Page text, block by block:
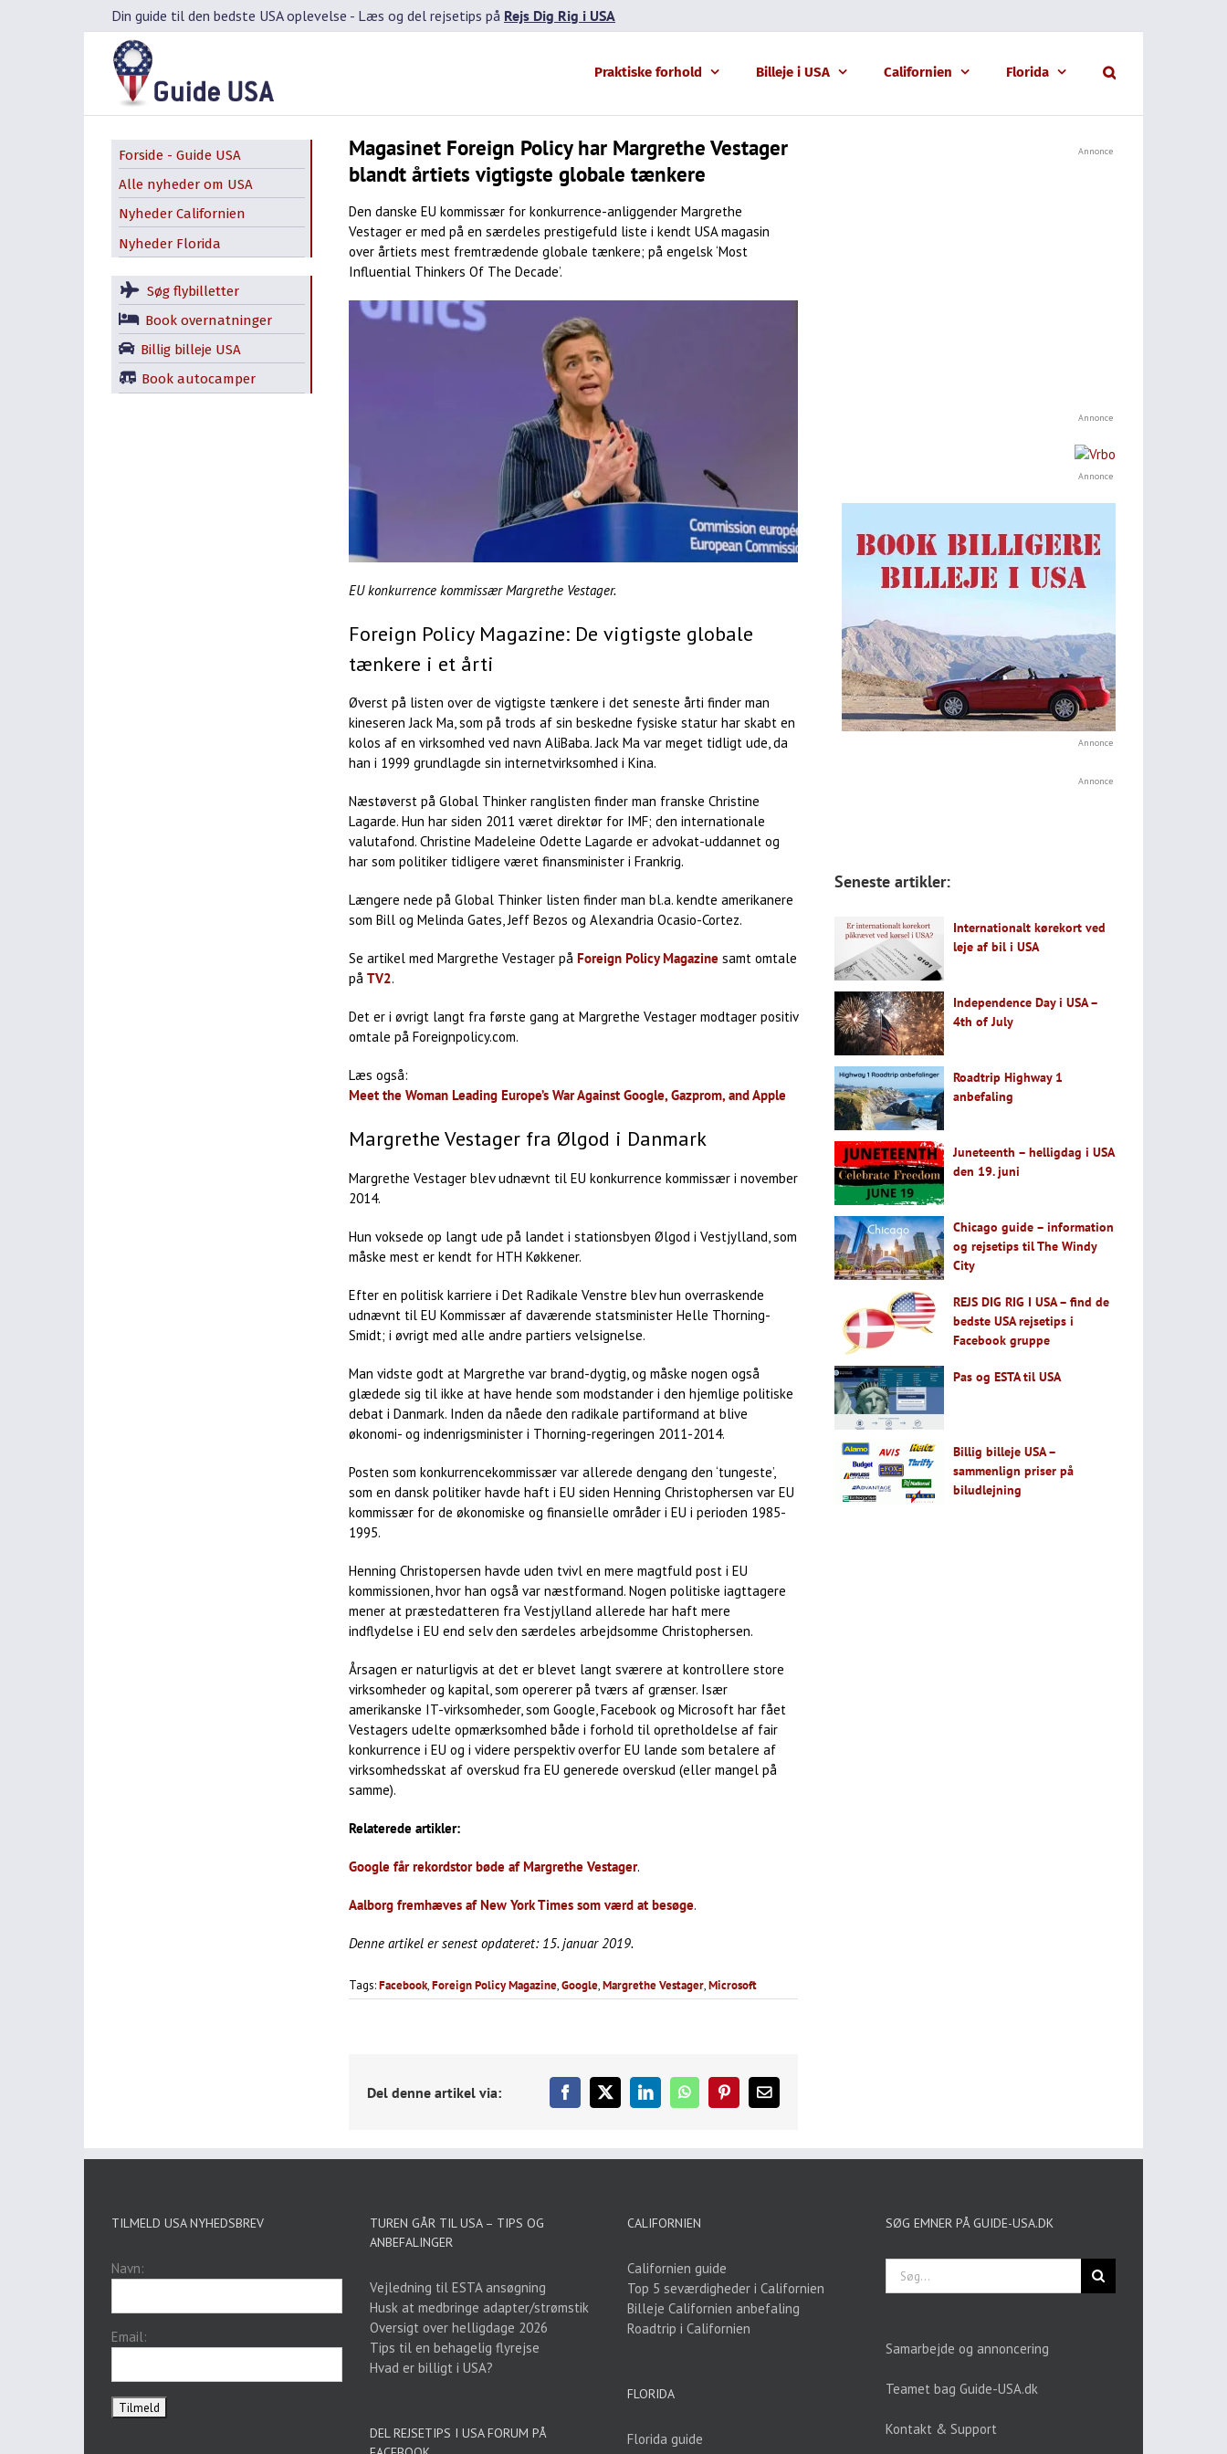
Din guide til den bedste USA oplevelse - Læs og del rejsetips på Rejs Dig Rig i USA
Praktiske forhold Billeje i USA Californien Florida
Magasinet Foreign Policy har Margrethe Vestager
blandt årtiets vigtigste globale tænkere
Den danske EU kommissær for konkurrence-anliggender Margrethe
Vestager er med på en særdeles prestigefuld liste i kendt USA magasin
over årtiets mest fremtrædende globale tænkere; på engelsk ‘Most
Influential Thinkers Of The Decade’.
EU konkurrence kommissær Margrethe Vestager.
Foreign Policy Magazine: De vigtigste globale
tænkere i et årti
Øverst på listen over de vigtigste tænkere i det seneste årti finder man
kineseren Jack Ma, som på trods af sin beskedne fysiske statur har skabt en
kolos af en virksomhed ved navn AliBaba. Jack Ma var meget tidligt ude, da
han i 1999 grundlagde sin internetvirksomhed i Kina.
Næstøverst på Global Thinker ranglisten finder man franske Christine
Lagarde. Hun har siden 2011 været direktør for IMF; den internationale
valutafond. Christine Madeleine Odette Lagarde er advokat-uddannet og
har som politiker tidligere været finansminister i Frankrig.
Længere nede på Global Thinker listen finder man bl.a. kendte amerikanere
som Bill og Melinda Gates, Jeff Bezos og Alexandria Ocasio-Cortez.
Se artikel med Margrethe Vestager på Foreign Policy Magazine samt omtale
på TV2.
Det er i øvrigt langt fra første gang at Margrethe Vestager modtager positiv
omtale på Foreignpolicy.com.
Læs også:
Meet the Woman Leading Europe’s War Against Google, Gazprom, and Apple
Margrethe Vestager fra Ølgod i Danmark
Margrethe Vestager blev udnævnt til EU konkurrence kommissær i november
2014.
Hun voksede op langt ude på landet i stationsbyen Ølgod i Vestjylland, som
måske mest er kendt for HTH Køkkener.
Efter en politisk karriere i Det Radikale Venstre blev hun overraskende
udnævnt til EU Kommissær af daværende statsminister Helle Thorning-
Smidt; i øvrigt med alle andre partiers velsignelse.
Man vidste godt at Margrethe var brand-dygtig, og måske nogen også
glædede sig til ikke at have hende som modstander i den hjemlige politiske
debat i Danmark. Inden da nåede den radikale partiformand at blive
økonomi- og indenrigsminister i Thorning-regeringen 2011-2014.
Posten som konkurrencekommissær var allerede dengang den ‘tungeste’,
som en dansk politiker havde haft i EU siden Henning Christophersen var EU
kommissær for de økonomiske og finansielle områder i EU i perioden 1985-
1995.
Henning Christopersen havde uden tvivl en mere magtfuld post i EU
kommissionen, hvor han også var næstformand. Nogen politiske iagttagere
mener at præstedatteren fra Vestjylland allerede har haft mere
indflydelse i EU end selv den særdeles arbejdsomme Christophersen.
Årsagen er naturligvis at det er blevet langt sværere at kontrollere store
virksomheder og kapital, som opererer på tværs af grænser. Især
amerikanske IT-virksomheder, som Google, Facebook og Microsoft har fået
Vestagers udelte opmærksomhed både i forhold til opretholdelse af fair
konkurrence i EU og i videre perspektiv overfor EU lande som betalere af
virksomhedsskat af overskud fra EU generede overskud (eller mangel på
samme).
Relaterede artikler:
Google får rekordstor bøde af Margrethe Vestager.
Aalborg fremhæves af New York Times som værd at besøge.
Denne artikel er senest opdateret: 15. januar 2019.
Tags:Facebook,Foreign Policy Magazine,Google,Margrethe Vestager,Microsoft
Del denne artikel via: Facebook
X LinkedInWhatsAppPinterest
E-
mail
Forside - Guide USA
Alle nyheder om USA
Nyheder Californien
Nyheder Florida
Søg flybilletter
Book overnatninger
Billig billeje USA
Book autocamper
Annonce
Annonce
Annonce
Annonce
Annonce
Seneste artikler:
Internationalt kørekort ved
leje af bil i USA
Independence Day i USA –
4th of July
Roadtrip Highway 1
anbefaling
Juneteenth – helligdag i USA
den 19. juni
Chicago guide – information
og rejsetips til The Windy
City
REJS DIG RIG I USA – find de
bedste USA rejsetips i
Facebook gruppe
Pas og ESTA til USA
Billig billeje USA –
sammenlign priser på
biludlejning
TILMELD USA NYHEDSBREV
Navn:
Email:
TUREN GÅR TIL USA – TIPS OG
ANBEFALINGER
Vejledning til ESTA ansøgning
Husk at medbringe adapter/strømstik
Oversigt over helligdage 2026
Tips til en behagelig flyrejse
Hvad er billigt i USA?
DEL REJSETIPS I USA FORUM PÅ
CALIFORNIEN
Californien guide
Top 5 seværdigheder i Californien
Billeje Californien anbefaling
Roadtrip i Californien
FLORIDA
Florida guide
SØG EMNER PÅ GUIDE-USA.DK
Søg
efter:
Samarbejde og annoncering
Teamet bag Guide-USA.dk
Kontakt & Support